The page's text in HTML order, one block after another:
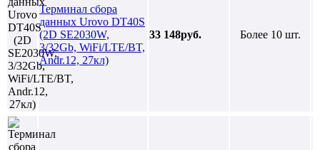
Терминал сбора
данных Urovo DT40S
(2D SE2030W,
3/32Gb, WiFi/LTE/BT,
Andr.12, 27кл)
33 148руб. Более 10 шт.